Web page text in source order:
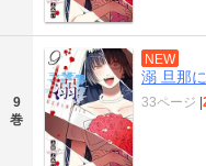
9
巻
NEW
溺 旦那
33ページ |